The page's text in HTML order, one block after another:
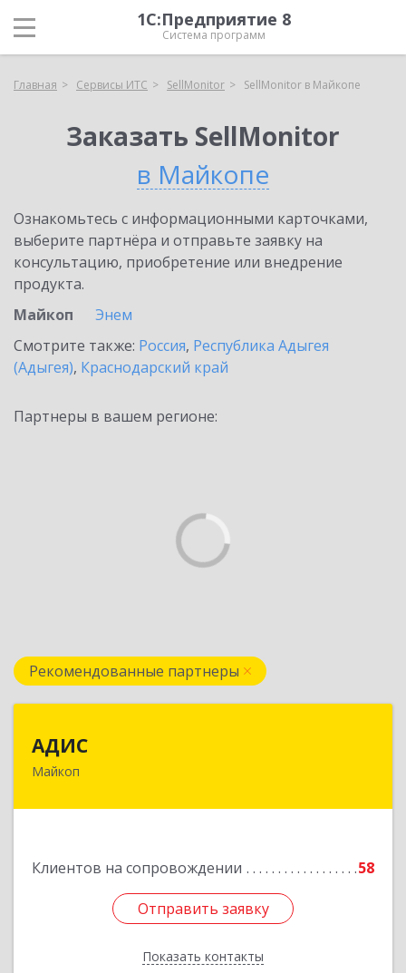
1С:Предприятие 8
Система программ
Главная Сервисы ИТС SellMonitor SellMonitor в Майкопе
Заказать SellMonitor
в Майкопе
Ознакомьтесь с информационными карточками,
выберите партнёра и отправьте заявку на
консультацию, приобретение или внедрение
продукта.
Майкоп
Энем
Смотрите также: Россия, Республика Адыгея
(Адыгея), Краснодарский край
Партнеры в вашем регионе:
Рекомендованные партнеры
АДИС
Майкоп
Клиентов на сопровождении 58
Отправить заявку
Показать контакты
Отправить заявку
Назад